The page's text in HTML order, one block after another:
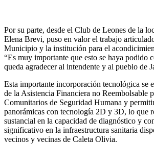
Por su parte, desde el Club de Leones de la
Elena Brevi, puso en valor el trabajo
Municipio y la institución para el
“Es muy importante que esto se haya podido
queda agradecer al intendente y al pueblo de
Esta importante incorporación tecnológica se
de la Asistencia Financiera no Reembolsable
Comunitarios de Seguridad Humana y
panorámicas con tecnología 2D y 3D, lo que
sustancial en la capacidad de diagnóstico y
significativo en la infraestructura sanitaria
vecinos y vecinas de Caleta Olivia.